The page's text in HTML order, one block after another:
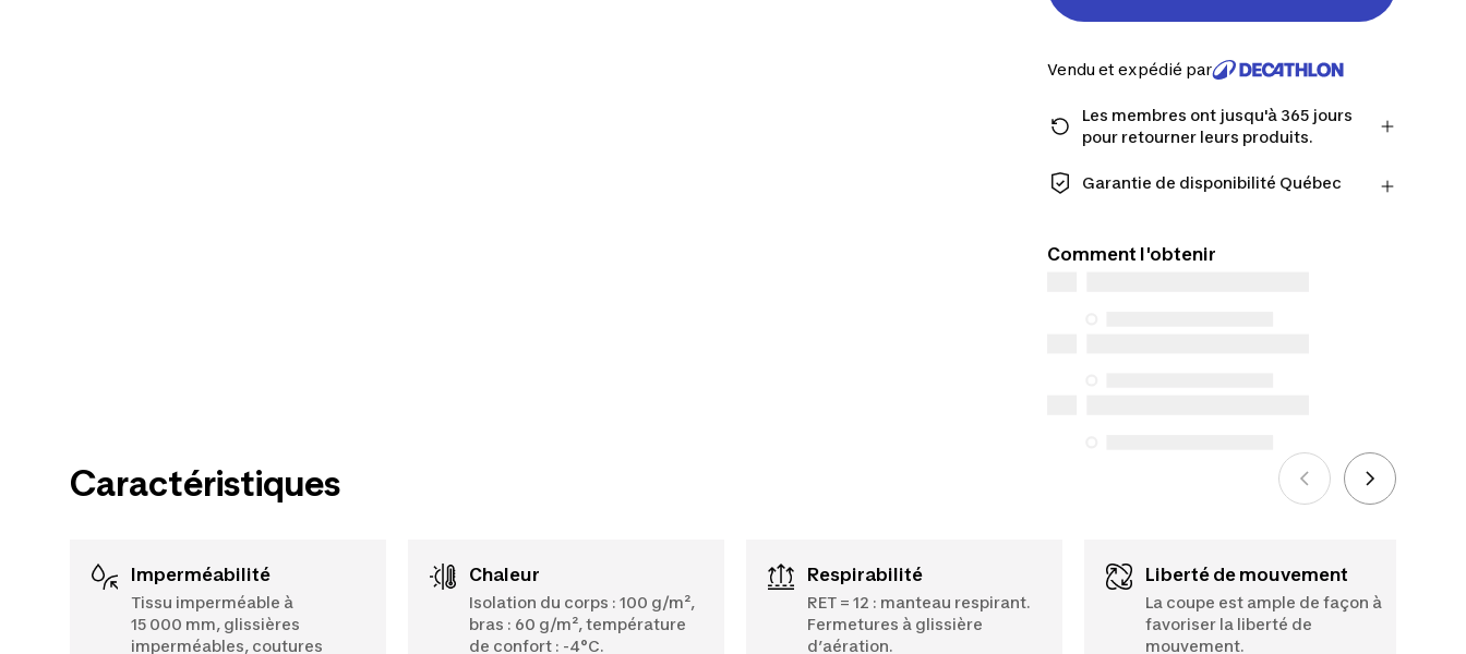
Vendu et expédié par
Les membres ont jusqu'à 365 jours
pour retourner leurs produits.
et obtenez plus de temps pour
En savoir plus
Garantie de disponibilité Québec
offre une vaste sélection de services de
effectués à compter du 5 octobre 2025.
Comment l'obtenir
Caractéristiques
Imperméabilité
Tissu imperméable à
15 000 mm, glissières
imperméables, coutures
Chaleur
Isolation du corps : 100 g/m²,
bras : 60 g/m², température
de confort : -4°C.
Respirabilité
RET = 12 : manteau respirant.
Fermetures à glissière
d’aération.
Liberté de mouvement
La coupe est ample de façon à
favoriser la liberté de
mouvement.